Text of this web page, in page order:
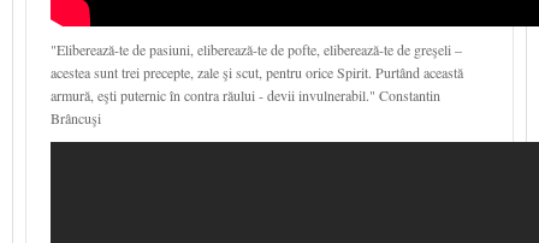
"Eliberează-te de pasiuni, eliberează-te de pofte, eliberează-te de greşeli –
acestea sunt trei precepte, zale şi scut, pentru orice Spirit. Purtând această
armură, eşti puternic în contra răului - devii invulnerabil." Constantin
Brâncuşi